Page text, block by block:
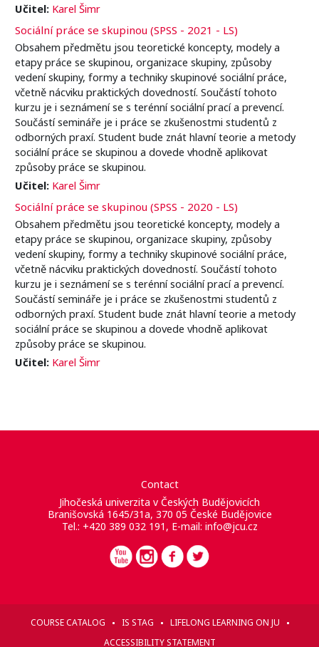
Učitel: Karel Šimr
Sociální práce se skupinou (SPSS - 2021 - LS)
Obsahem předmětu jsou teoretické koncepty, modely a
etapy práce se skupinou, organizace skupiny, způsoby
vedení skupiny, formy a techniky skupinové sociální práce,
včetně nácviku praktických dovedností. Součástí tohoto
kurzu je i seznámení se s terénní sociální prací a prevencí.
Součástí semináře je i práce se zkušenostmi studentů z
odborných praxí. Student bude znát hlavní teorie a metody
sociální práce se skupinou a dovede vhodně aplikovat
způsoby práce se skupinou.
Učitel: Karel Šimr
Sociální práce se skupinou (SPSS - 2020 - LS)
Obsahem předmětu jsou teoretické koncepty, modely a
etapy práce se skupinou, organizace skupiny, způsoby
vedení skupiny, formy a techniky skupinové sociální práce,
včetně nácviku praktických dovedností. Součástí tohoto
kurzu je i seznámení se s terénní sociální prací a prevencí.
Součástí semináře je i práce se zkušenostmi studentů z
odborných praxí. Student bude znát hlavní teorie a metody
sociální práce se skupinou a dovede vhodně aplikovat
způsoby práce se skupinou.
Učitel: Karel Šimr
Contact
Jihočeská univerzita v Českých Budějovicích
Branišovská 1645/31a, 370 05 České Budějovice
Tel.: +420 389 032 191, E-mail: info@jcu.cz
COURSE CATALOG IS STAG
LIFELONG LEARNING ON JU
ACCESSIBILITY STATEMENT